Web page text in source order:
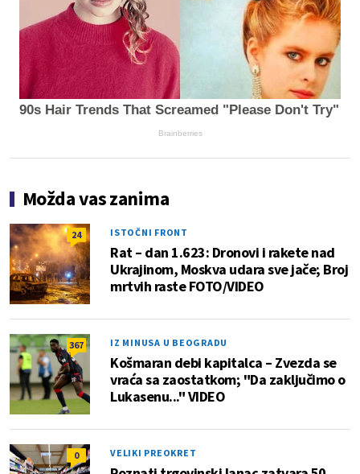
90s Hair Trends That Screamed "Please Don't Try"
Brainberries
Možda vas zanima
24 ISTOČNI FRONT
Rat – dan 1.623: Dronovi i rakete nad
Ukrajinom, Moskva udara sve jače; Broj
mrtvih raste FOTO/VIDEO
367 IZ MINUSA U BEOGRADU
Košmaran debi kapitalca – Zvezda se
vraća sa zaostatkom; "Da zaključimo o
Lukasenu..." VIDEO
0 VELIKI PREOKRET